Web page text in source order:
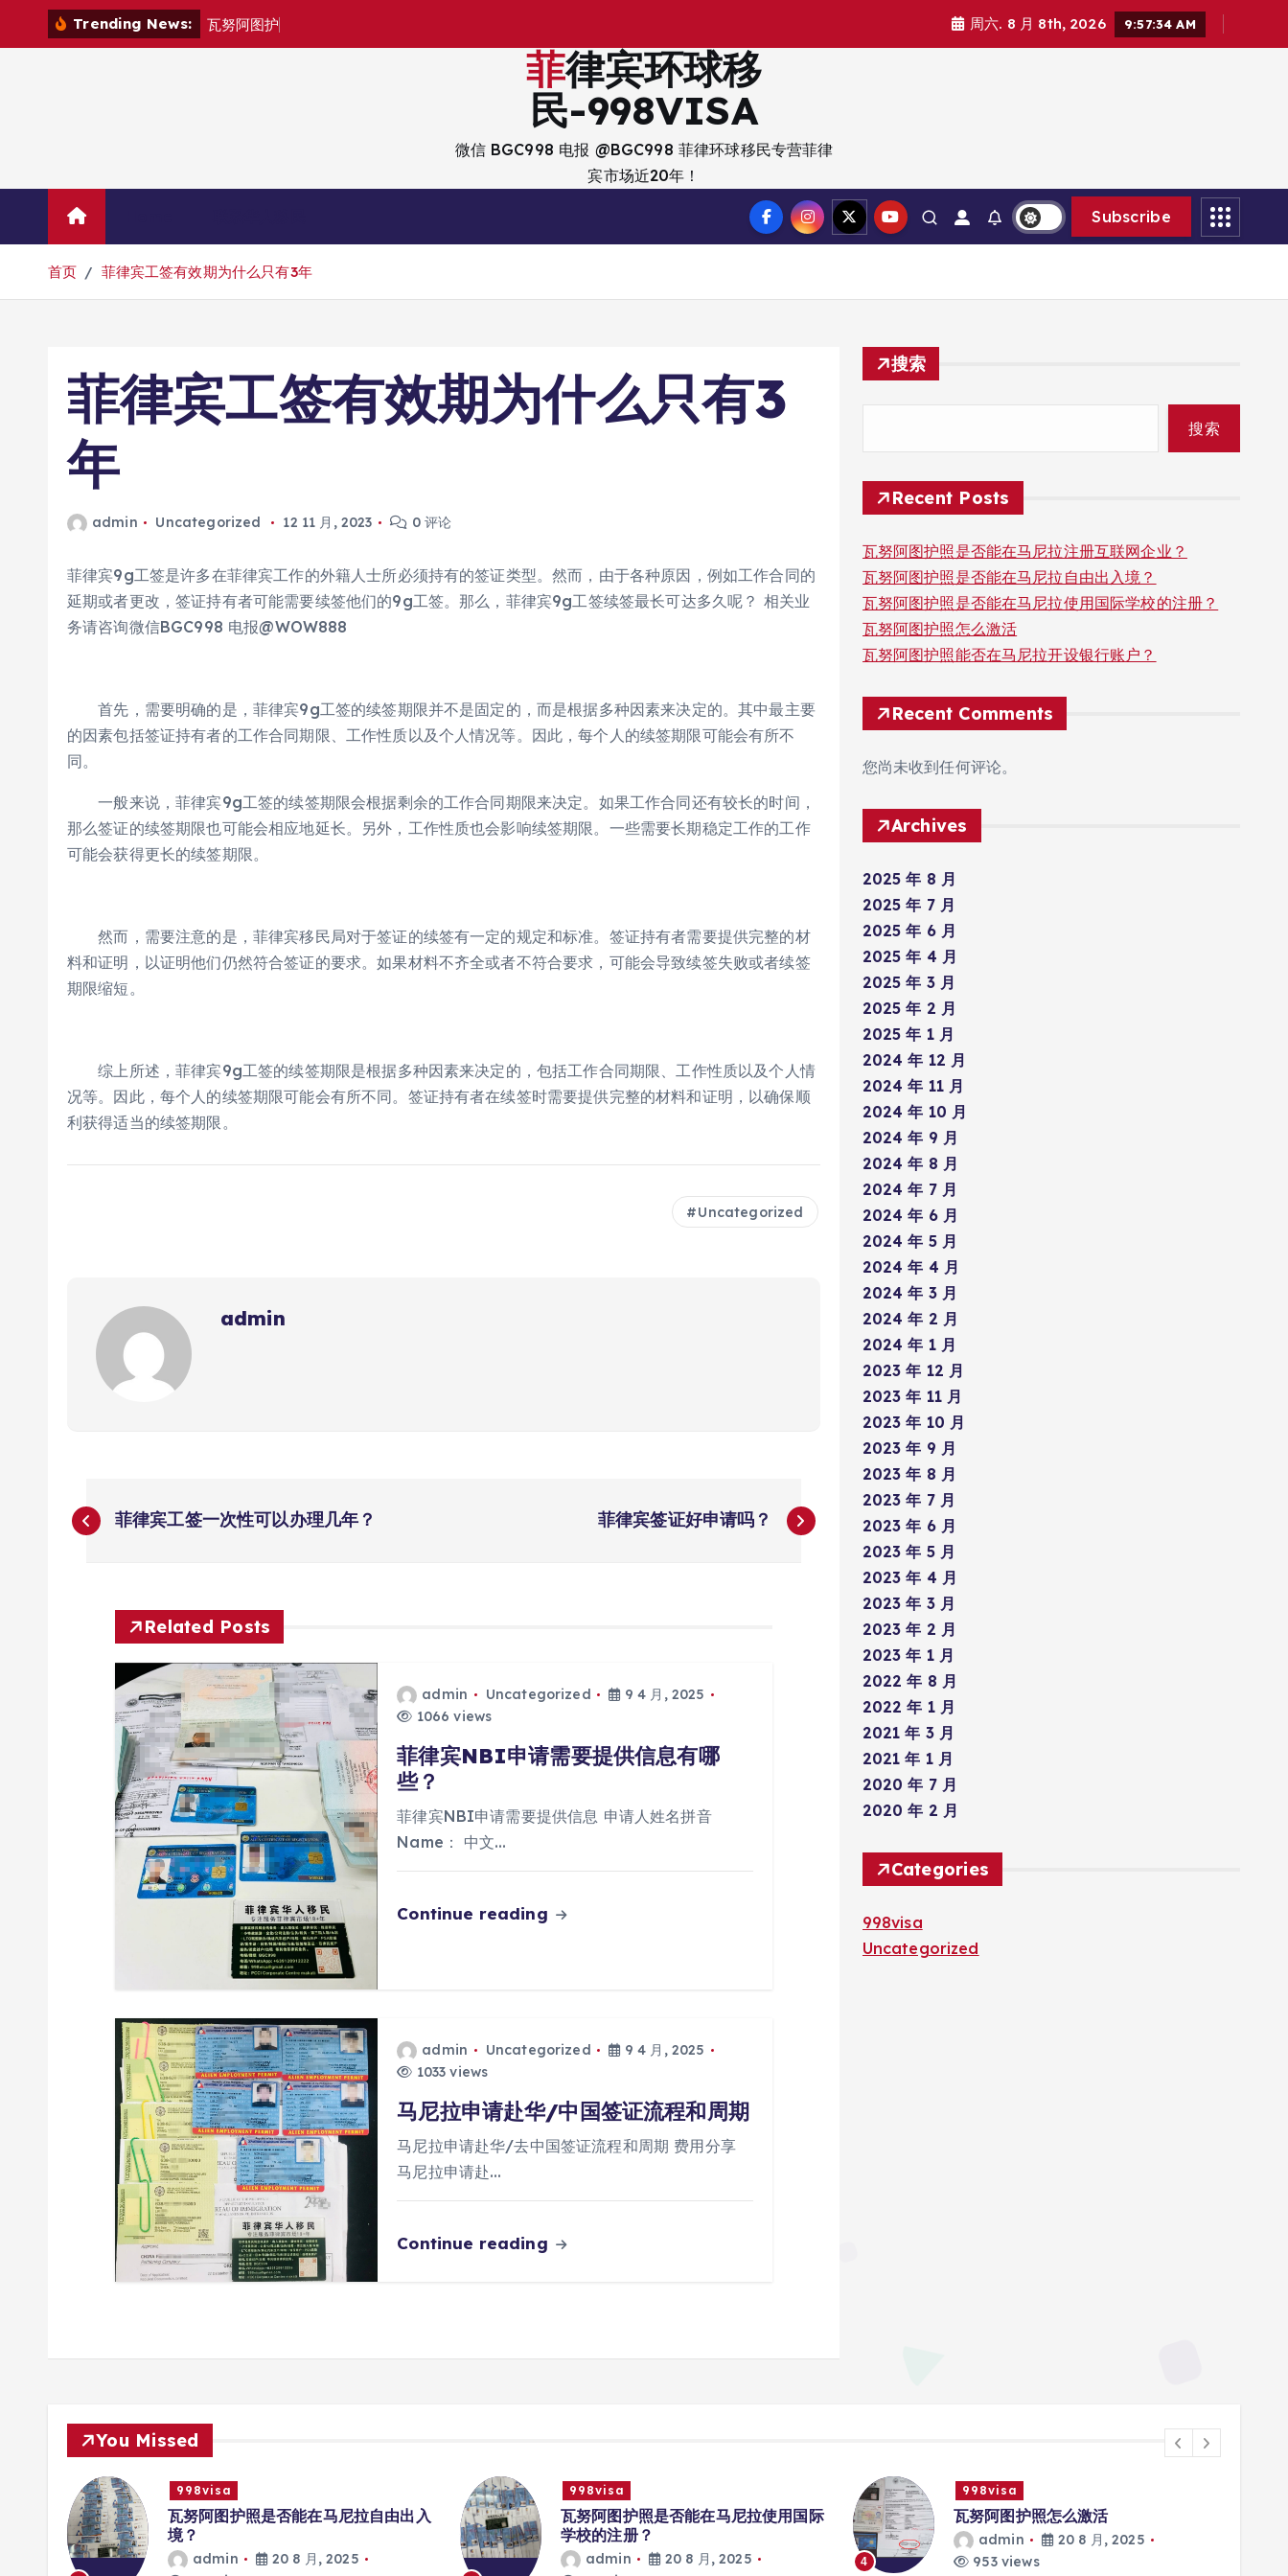
Trending News: 瓦努阿图护 周六. 8 月 8th, 2026 9:57:35 AM
菲律宾环球移
民-998VISA
微信 BGC998 电报 @BGC998 菲律环球移民专营菲律
宾市场近20年！
Subscribe
首页 菲律宾工签有效期为什么只有3年
菲律宾工签有效期为什么只有3
年
admin Uncategorized 12 11 月, 2023 0 评论
菲律宾9g工签是许多在菲律宾工作的外籍人士所必须持有的签证类型。然而，由于各种原因，例如工作合同的
延期或者更改，签证持有者可能需要续签他们的9g工签。那么，菲律宾9g工签续签最长可达多久呢？ 相关业
务请咨询微信BGC998 电报@WOW888
首先，需要明确的是，菲律宾9g工签的续签期限并不是固定的，而是根据多种因素来决定的。其中最主要
的因素包括签证持有者的工作合同期限、工作性质以及个人情况等。因此，每个人的续签期限可能会有所不
同。
一般来说，菲律宾9g工签的续签期限会根据剩余的工作合同期限来决定。如果工作合同还有较长的时间，
那么签证的续签期限也可能会相应地延长。另外，工作性质也会影响续签期限。一些需要长期稳定工作的工作
可能会获得更长的续签期限。
然而，需要注意的是，菲律宾移民局对于签证的续签有一定的规定和标准。签证持有者需要提供完整的材
料和证明，以证明他们仍然符合签证的要求。如果材料不齐全或者不符合要求，可能会导致续签失败或者续签
期限缩短。
综上所述，菲律宾9g工签的续签期限是根据多种因素来决定的，包括工作合同期限、工作性质以及个人情
况等。因此，每个人的续签期限可能会有所不同。签证持有者在续签时需要提供完整的材料和证明，以确保顺
利获得适当的续签期限。
Uncategorized
admin
文
菲律宾工签一次性可以办理几年？ 菲律宾签证好申请吗？
Related Posts
admin Uncategorized
9 4 月, 2025
1066 views
菲律宾NBI申请需要提供信息有哪
些？
菲律宾NBI申请需要提供信息 申请人姓名拼音
Name： 中文…
Continue reading
admin Uncategorized
9 4 月, 2025
1033 views
马尼拉申请赴华/中国签证流程和周期
马尼拉申请赴华/去中国签证流程和周期 费用分享
马尼拉申请赴…
Continue reading
搜索
搜索
Recent Posts
瓦努阿图护照是否能在马尼拉注册互联网企业？
瓦努阿图护照是否能在马尼拉自由出入境？
瓦努阿图护照是否能在马尼拉使用国际学校的注册？
瓦努阿图护照怎么激活
瓦努阿图护照能否在马尼拉开设银行账户？
Recent Comments
您尚未收到任何评论。
Archives
2025 年 8 月
2025 年 7 月
2025 年 6 月
2025 年 4 月
2025 年 3 月
2025 年 2 月
2025 年 1 月
2024 年 12 月
2024 年 11 月
2024 年 10 月
2024 年 9 月
2024 年 8 月
2024 年 7 月
2024 年 6 月
2024 年 5 月
2024 年 4 月
2024 年 3 月
2024 年 2 月
2024 年 1 月
2023 年 12 月
2023 年 11 月
2023 年 10 月
2023 年 9 月
2023 年 8 月
2023 年 7 月
2023 年 6 月
2023 年 5 月
2023 年 4 月
2023 年 3 月
2023 年 2 月
2023 年 1 月
2022 年 8 月
2022 年 1 月
2021 年 3 月
2021 年 1 月
2020 年 7 月
2020 年 2 月
Categories
998visa
Uncategorized
You Missed
998visa
瓦努阿图护照是否能在马尼拉自由出入
境？
admin
20 8 月, 2025
998visa
瓦努阿图护照是否能在马尼拉使用国际
学校的注册？
admin
20 8 月, 2025
4
998visa
瓦努阿图护照怎么激活
admin
20 8 月, 2025
953 views